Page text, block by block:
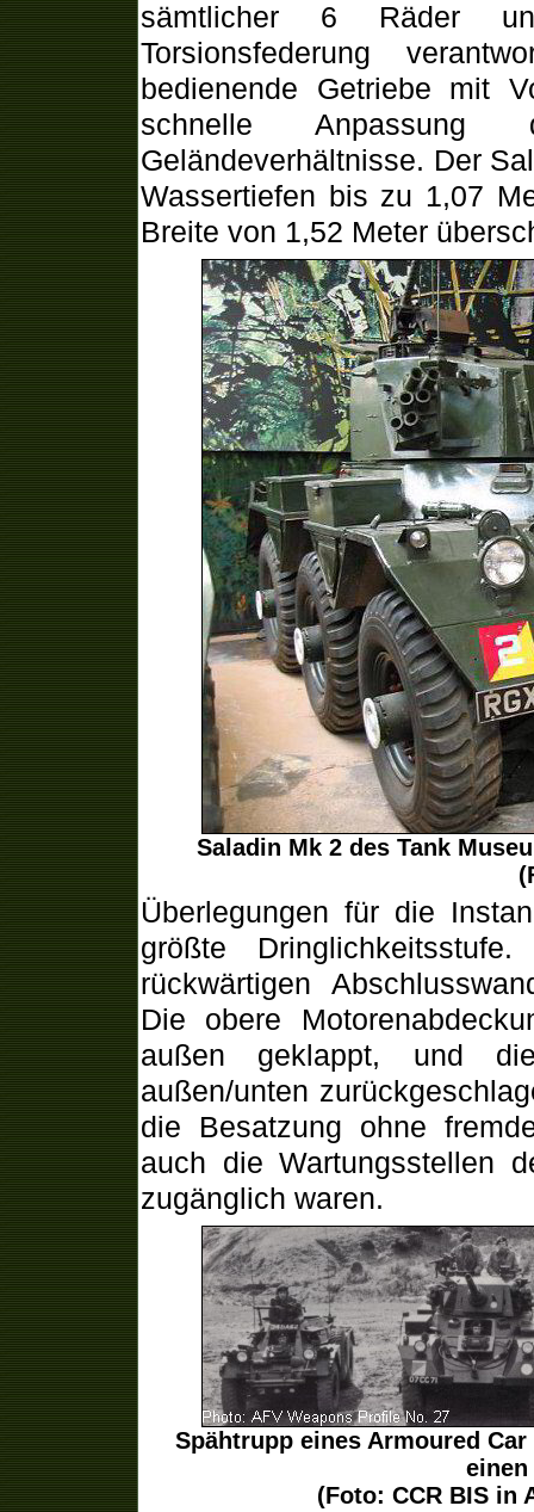
sämtlicher 6 Räder
Torsionsfederung
bedienende Getriebe mit
schnelle
Geländeverhältnisse. Der
Wassertiefen bis zu 1,07
Breite von 1,52 Meter
Saladin Mk 2 des Tank
Überlegungen für die
größte
rückwärtigen
Die obere
außen geklappt, und
außen/unten
die Besatzung ohne
auch die Wartungsstellen
zugänglich waren.
Spähtrupp eines Armoured
einen
(Foto: CCR BIS in